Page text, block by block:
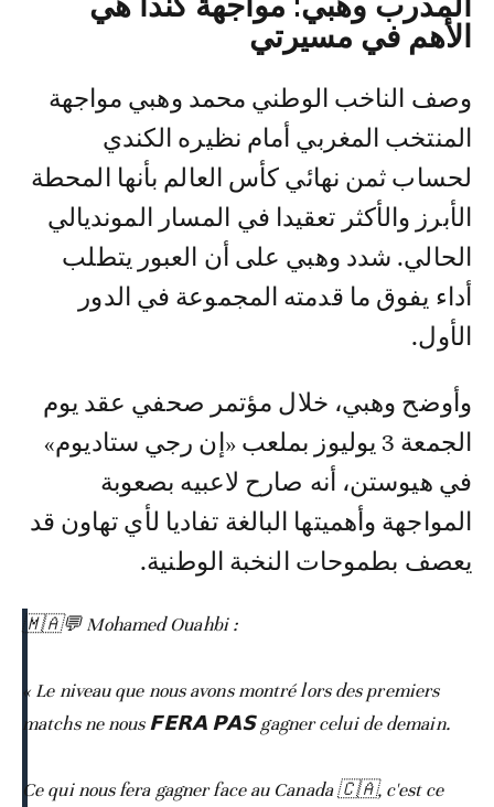
الأهم في مسيرتي
وصف الناخب الوطني محمد وهبي مواجهة
المنتخب المغربي أمام نظيره الكندي
لحساب ثمن نهائي كأس العالم بأنها المحطة
الأبرز والأكثر تعقيدا في المسار المونديالي
الحالي. شدد وهبي على أن العبور يتطلب
أداء يفوق ما قدمته المجموعة في الدور
الأول.
وأوضح وهبي، خلال مؤتمر صحفي عقد يوم
الجمعة 3 يوليوز بملعب «إن رجي ستاديوم»
في هيوستن، أنه صارح لاعبيه بصعوبة
المواجهة وأهميتها البالغة تفاديا لأي تهاون قد
يعصف بطموحات النخبة الوطنية.
🇲🇦💬 Mohamed Ouahbi :
« Le niveau que nous avons montré lors des premiers
matchs ne nous 𝗙𝗘𝗥𝗔 𝗣𝗔𝗦 gagner celui de demain.
Ce qui nous fera gagner face au Canada 🇨🇦, c'est ce